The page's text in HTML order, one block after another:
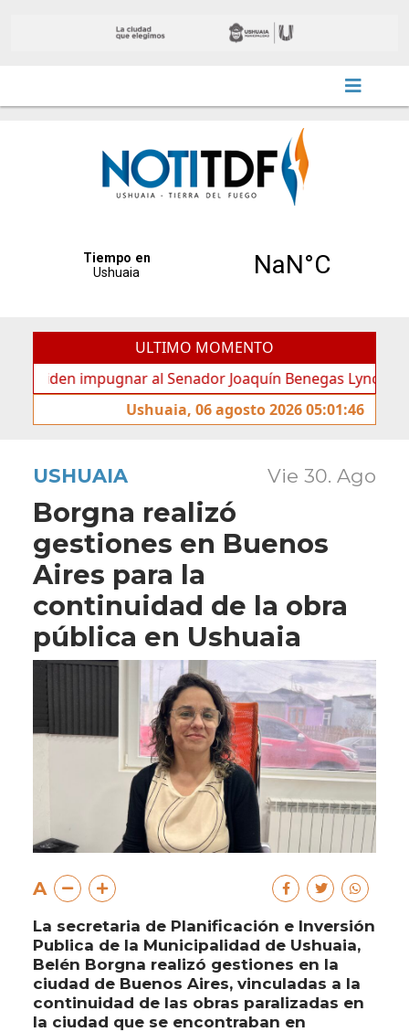
ULTIMO MOMENTO
impugnar al Senador Joaquín Benegas Lynch por
Ushuaia, 06 agosto 2026 05:01:46
USHUAIA Vie 30. Ago
Borgna realizó
gestiones en Buenos
Aires para la
continuidad de la obra
pública en Ushuaia
A
La secretaria de Planificación e Inversión
Publica de la Municipalidad de Ushuaia,
Belén Borgna realizó gestiones en la
ciudad de Buenos Aires, vinculadas a la
continuidad de las obras paralizadas en
la ciudad que se encontraban en